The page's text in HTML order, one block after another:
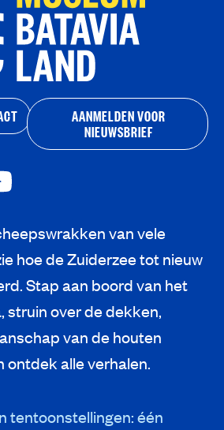
AANMELDEN VOOR
NIEUWSBRIEF
van vele
hoe de Zuiderzee tot nieuw
Stap aan boord van het
struin over de dekken,
van de houten
ontdek alle verhalen.
tentoonstellingen: één